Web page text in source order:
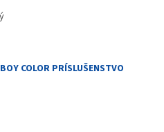
COLOR PRÍSLUŠENSTVO